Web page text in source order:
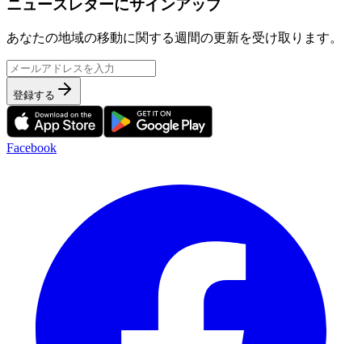
ニュースレターにサインアップ
あなたの地域の移動に関する週間の更新を受け取ります。
登録する
Facebook